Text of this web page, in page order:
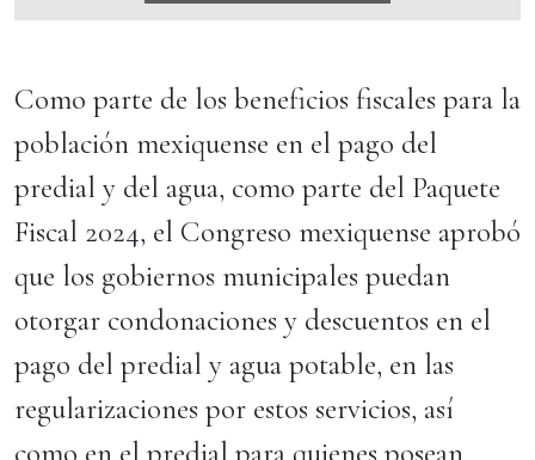
Como parte de los beneficios fiscales para la
población mexiquense en el pago del
predial y del agua, como parte del Paquete
Fiscal 2024, el Congreso mexiquense aprobó
que los gobiernos municipales puedan
otorgar condonaciones y descuentos en el
pago del predial y agua potable, en las
regularizaciones por estos servicios, así
como en el predial para quienes posean